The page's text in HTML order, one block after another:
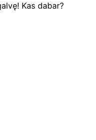
Kas dabar?